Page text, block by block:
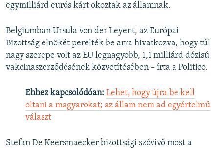
egymilliárd eurós kárt okoztak az államnak.
Belgiumban Ursula von der Leyent, az Európai
Bizottság elnökét perelték be arra hivatkozva, hogy túl
nagy szerepe volt az EU legnagyobb, 1,1 milliárd dózisú
vakcinaszerződésének közvetítésében – írta a Politico.
Ehhez kapcsolódóan: Lehet, hogy újra be kell
oltani a magyarokat; az állam nem ad egyértelmű
választ
Stefan De Keersmaecker bizottsági szóvivő most a